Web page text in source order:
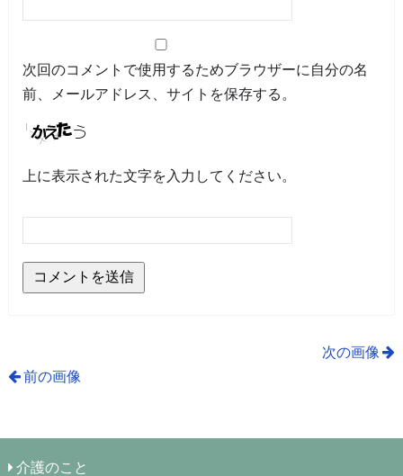
次回のコメントで使用するためブラウザーに自分の名
前、メールアドレス、サイトを保存する。
上に表示された文字を入力してください。
次の画像
前の画像
介護のこと